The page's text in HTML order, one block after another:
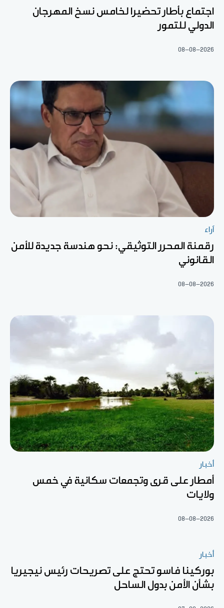
اجتماع بأطار تحضيرا لخامس نسخ المهرجان
الدولي للتمور
08-08-2026
آراء
رقمنة المحرر التوثيقي: نحو هندسة جديدة للأمن
القانوني
08-08-2026
أخبار
أمطار على قرى وتجمعات سكانية في خمس
ولايات
08-08-2026
أخبار
بوركينا فاسو تحتج على تصريحات رئيس نيجيريا
بشأن الأمن بدول الساحل